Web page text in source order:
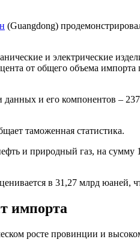
(Guangdong)
и электрические
от общего объема
и его компонентов –
таможенная статистика.
и природный газ, на
в 31,27 млрд юаней,
импорта
росте провинции и